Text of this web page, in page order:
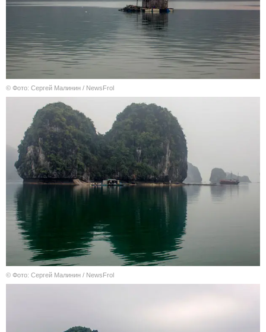
© Фото: Сергей Малинин / NewsFrol
© Фото: Сергей Малинин / NewsFrol